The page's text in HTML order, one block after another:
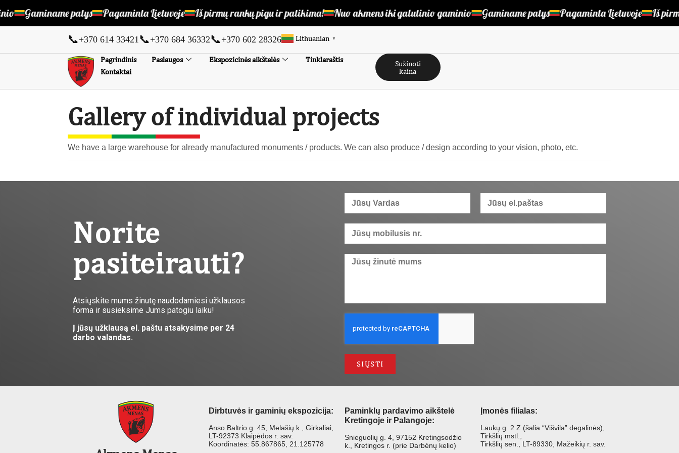
Gaminame patys Pagaminta Lietuvoje Iš pirmų rankų pigu ir patikima! Nuo akmens iki galutinio gaminio Gaminame patys Pagaminta Lietuvoje Iš
📞+370 614 33421 📞+370 684 36332📞+370 602 28326 Lithuanian ▼
Pagrindinis Paslaugos Ekspozicinės aikštelės
Tinklaraštis
Kontaktai
Sužinoti
kaina
Gallery of individual projects
We have a large warehouse for already manufactured monuments / products. We can also produce / design according to your vision, photo, etc.
Norite
pasiteirauti?
Atsiųskite mums žinutę naudodamiesi užklausos
forma ir susieksime Jums patogiu laiku!
Į jūsų užklausą el. paštu atsakysime per 24
darbo valandas.
SIŲSTI
Dirbtuvės ir gaminių ekspozicija:
Anso Baltrio g. 45, Melašių k., Girkaliai,
LT-92373 Klaipėdos r. sav.
Koordinatės: 55.867865, 21.125778
Paminklų pardavimo aikštelė
Kretingoje ir Palangoje:
Snieguolių g. 4, 97152 Kretingsodžio
k., Kretingos r. (prie Darbėnų kelio)
Įmonės filialas:
Laukų g. 2 Z (šalia “Višvila” degalinės),
Tirkšlių mstl.,
Tirkšlių sen., LT-89330, Mažeikių r. sav.